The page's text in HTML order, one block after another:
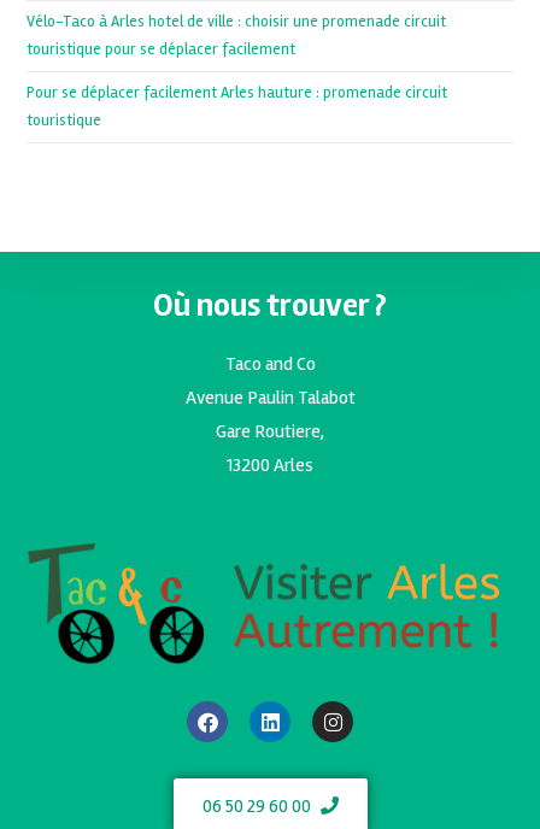
Vélo-Taco à Arles hotel de ville : choisir une promenade circuit
touristique pour se déplacer facilement
Pour se déplacer facilement Arles hauture : promenade circuit
touristique
Où nous trouver ?
Taco and Co
Avenue Paulin Talabot
Gare Routiere,
13200 Arles
06 50 29 60 00